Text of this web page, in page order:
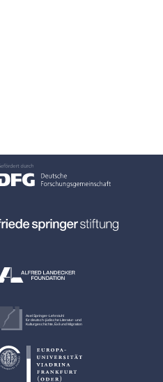
Axel Springer-Lehrstuhl
für deutsch-jüdische Literatur- und
Kulturgeschichte, Exil und Migration